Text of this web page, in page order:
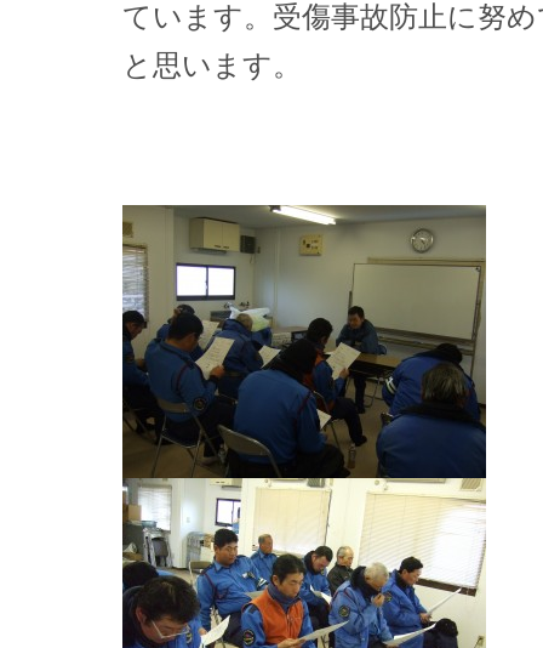
ています。受傷事故防止に努
と思います。